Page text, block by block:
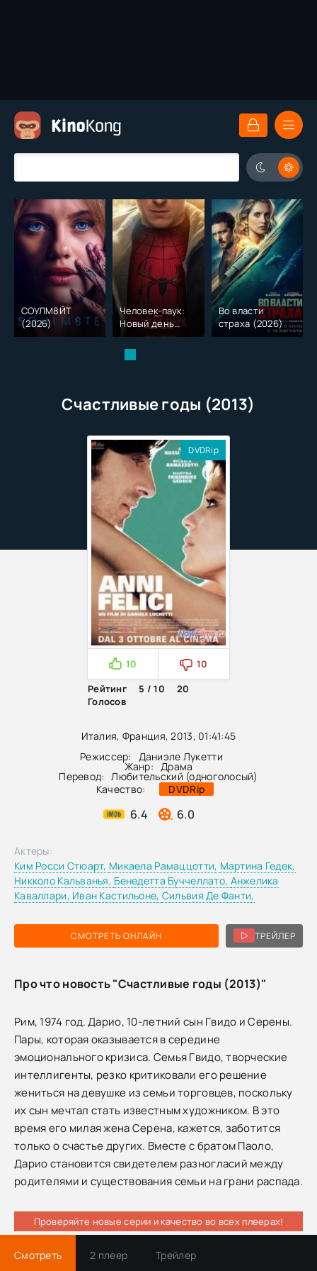
СОУЛМ8ЙТ
(2026)
Человек-паук:
Новый день
(2026)
Во власти
страха (2026)
Счастливые годы (2013)
Италия, Франция, 2013, 01:41:45
Режиссер:
Даниэле Лукетти
Жанр: Драма
Перевод:
Любительский (одноголосый)
Качество:
DVDRip
6.4 6.0
DVDRip
10
10
Рейтинг
5 / 10
20
Голосов
СМОТРЕТЬ ОНЛАЙН ТРЕЙЛЕР
Актеры:
Ким Росси Стюарт, Микаела Рамаццотти, Мартина Гедек,
Никколо Кальванья, Бенедетта Буччеллато, Анжелика
Каваллари, Иван Кастильоне, Сильвия Де Фанти,
Про что новость "Счастливые годы (2013)"
Рим, 1974 год. Дарио, 10-летний сын Гвидо и Серены.
Пары, которая оказывается в середине
эмоционального кризиса. Семья Гвидо, творческие
интеллигенты, резко критиковали его решение
жениться на девушке из семьи торговцев, поскольку
их сын мечтал стать известным художником. В это
время его милая жена Серена, кажется, заботится
только о счастье других. Вместе с братом Паоло,
Дарио становится свидетелем разногласий между
родителями и существования семьи на грани распада.
Проверяйте новые серии и качество во всех плеерах!
Смотреть 2 плеер Трейлер